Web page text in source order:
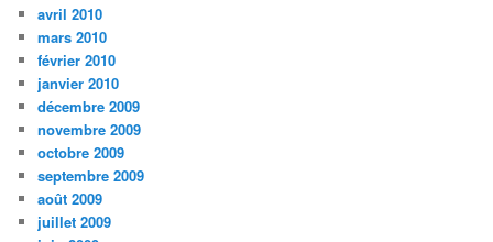
avril 2010
mars 2010
février 2010
janvier 2010
décembre 2009
novembre 2009
octobre 2009
septembre 2009
août 2009
juillet 2009